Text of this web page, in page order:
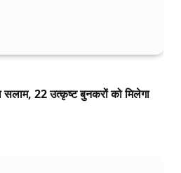
सलाम, 22 उत्कृष्ट बुनकरों को मिलेगा